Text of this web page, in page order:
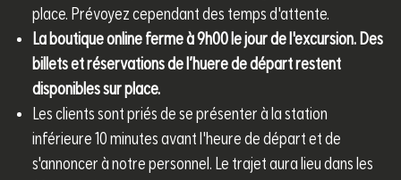
place. Prévoyez cependant des temps d'attente.
La boutique online ferme à 9h00 le jour de l'excursion. Des
billets et réservations de l’huere de départ restent
disponibles sur place.
Les clients sont priés de se présenter à la station
inférieure 10 minutes avant l'heure de départ et de
s'annoncer à notre personnel. Le trajet aura lieu dans les